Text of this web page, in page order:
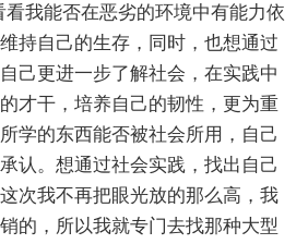
我能否在恶劣的环境中有能力依
持自己的生存，同时，也想通过
己更进一步了解社会，在实践中
才干，培养自己的韧性，更为重
学的东西能否被社会所用，自己
认。想通过社会实践，找出自己
次我不再把眼光放的那么高，我
的，所以我就专门去找那种大型